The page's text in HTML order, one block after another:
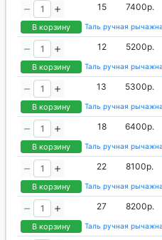
В корзину
15 7400р.
Таль ручная
В корзину
12 5200р.
Таль ручная
В корзину
13 5300р.
Таль ручная
В корзину
18 6400р.
Таль ручная
В корзину
22 8100р.
Таль ручная
В корзину
27 8200р.
Таль ручная